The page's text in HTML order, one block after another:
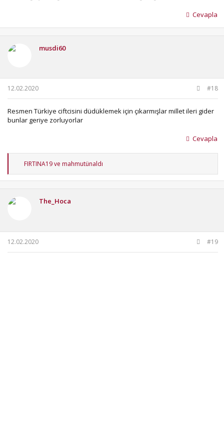
Cevapla
musdi60
12.02.2020 #18
Resmen Türkiye ciftcisini düdüklemek için çıkarmışlar millet ileri gider
bunlar geriye zorluyorlar
Cevapla
T
p
FIRTINA19ve mahmutünaldı
The_Hoca
12.02.2020 #19